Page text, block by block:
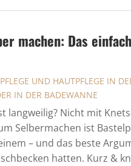
machen: Das
UND HAUTPFLEGE IN
IN DER BADEWANNE
langweilig? Nicht mit
Selbermachen ist
– und das beste
hatten. Kurz &